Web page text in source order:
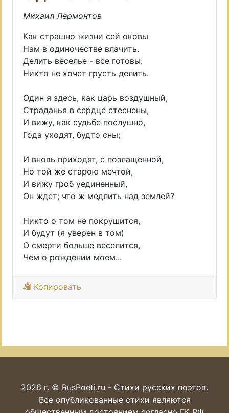
Михаил Лермонтов
Как страшно жизни сей оковы
Нам в одиночестве влачить.
Делить веселье - все готовы:
Никто не хочет грусть делить.
Один я здесь, как царь воздушный,
Страданья в сердце стеснены,
И вижу, как судьбе послушно,
Года уходят, будто сны;
И вновь приходят, с позлащенной,
Но той же старою мечтой,
И вижу гроб уединенный,
Он ждет; что ж медлить над землей?
Никто о том не покрушится,
И будут (я уверен в том)
О смерти больше веселится,
Чем о рождении моем...
Копировать
2026 г. © RusPoeti.ru - Стихи русских поэтов.
Все опубликованные стихи являются